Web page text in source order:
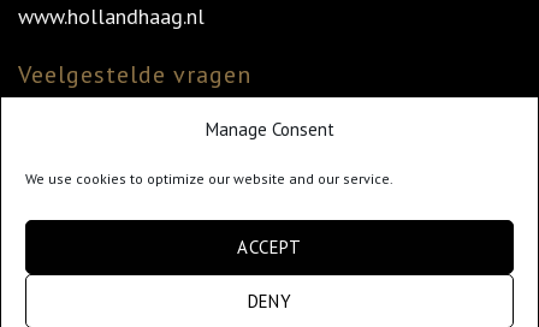
Manage Consent
We use cookies to optimize our website and our service.
ACCEPT
DENY
www.hollandhaag.nl
Veelgestelde vragen
Veelgestelde vragen
Klantenservice
info@hollandhaag.nl